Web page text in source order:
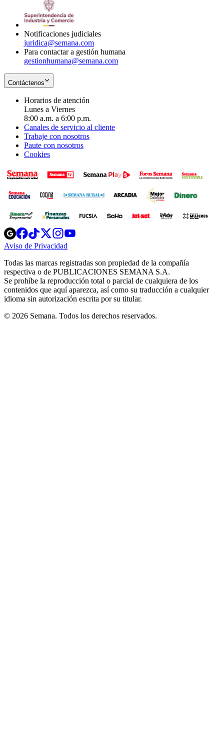
Notificaciones judiciales
juridica@semana.com
Para contactar a gestión humana
gestionhumana@semana.com
Contáctenos
Horarios de atención
Lunes a Viernes
8:00 a.m. a 6:00 p.m.
Canales de servicio al cliente
Trabaje con nosotros
Paute con nosotros
Cookies
Opens
in
new
Opens
in
new
Opens
in
new
window
Opens
new
windowwindow
Aviso de Privacidad
new
window
Todas las marcas registradas son propiedad de la compañía
respectiva o de PUBLICACIONES SEMANA S.A.
Se prohíbe la reproducción total o parcial de cualquiera de los
contenidos que aquí aparezca, así como su traducción a cualquier
idioma sin autorización escrita por su titular.
© 2026 Semana. Todos los derechos reservados.